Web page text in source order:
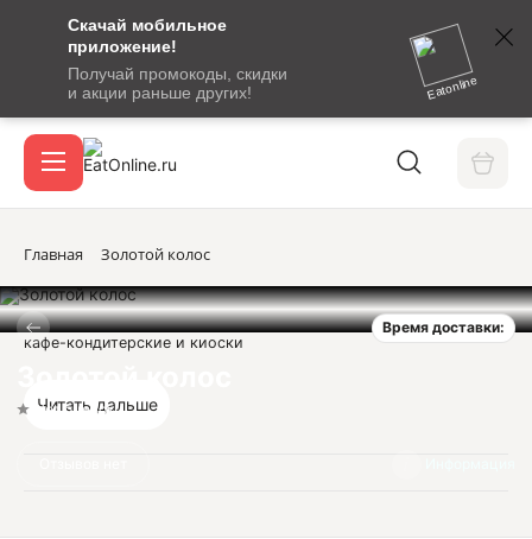
Скачай мобильное
приложение!
Получай промокоды, скидки
и акции раньше других!
Eatonline
сообщение
кодом
подтверждения
Вход / регистрация
Акции
Главная Золотой колос
Время доставки:
Нет оценок
кафе-кондитерские и киоски
Читать дальше